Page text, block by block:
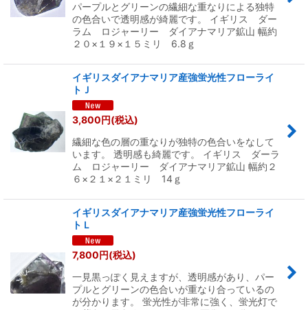
パープルとグリーンの繊細な重なりによる独特
の色合いで透明感が綺麗です。 イギリス ダー
ラム ロジャーリー ダイアナマリア鉱山 幅約
２０×１９×１５ミリ 6.8ｇ
イギリスダイアナマリア産強蛍光性フローライ
トＪ
3,800円(税込)
繊細な色の層の重なりが独特の色合いをなして
います。 透明感も綺麗です。 イギリス ダーラ
ム ロジャーリー ダイアナマリア鉱山 幅約２
６×２１×２１ミリ 14ｇ
イギリスダイアナマリア産強蛍光性フローライ
トＬ
7,800円(税込)
一見黒っぽく見えますが、透明感があり、パー
プルとグリーンの色合いが重なり合っているの
が分かります。 蛍光性が非常に強く、蛍光灯で